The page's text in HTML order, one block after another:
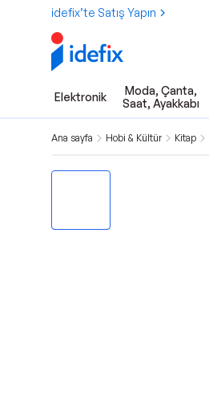
idefix’te Satış Yapın
Elektronik
Moda, Çanta,
Saat, Ayakkabı
Ana sayfa Hobi & Kültür Kitap